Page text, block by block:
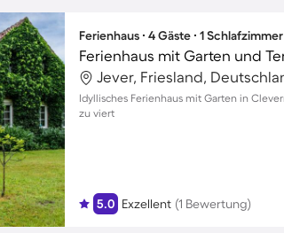
Ferienhaus ∙ 4 Gäste ∙ 1 Schlafzimmer
Ferienhaus mit Garten und
Jever, Friesland,
Idyllisches Ferienhaus mit Garten in
zu viert
5.0 Exzellent (1 Bewertung)